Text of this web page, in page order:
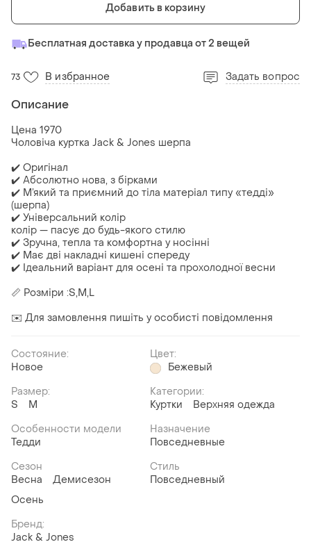
Добавить в корзину
Бесплатная доставка у продавца от 2 вещей
73 В избранное Задать вопрос
Описание
Цена 1970
Чоловіча куртка Jack & Jones шерпа
✔️ Оригінал
✔️ Абсолютно нова, з бірками
✔️ М’який та приємний до тіла матеріал типу «тедді»
(шерпа)
✔️ Універсальний колір
колір — пасує до будь-якого стилю
✔️ Зручна, тепла та комфортна у носінні
✔️ Має дві накладні кишені спереду
✔️ Ідеальний варіант для осені та прохолодної весни
📏 Розміри :S,M,L
✉️ Для замовлення пишіть у особисті повідомлення
Состояние:
Новое
Цвет:
Бежевый
Размер:
S
M
Категории:
Куртки
Верхняя одежда
Особенности модели
Тедди
Назначение
Повседневные
Сезон
Весна
Демисезон
Осень
Стиль
Повседневный
Бренд:
Jack & Jones